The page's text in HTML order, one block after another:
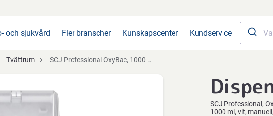
och sjukvård Fler branscher Kunskapscenter Kundservice
Tvättrum SCJ Professional OxyBac, 1000 ml, vit, manuell, med ljusblå knapp
SCJ Professional
1000 ml, vit,